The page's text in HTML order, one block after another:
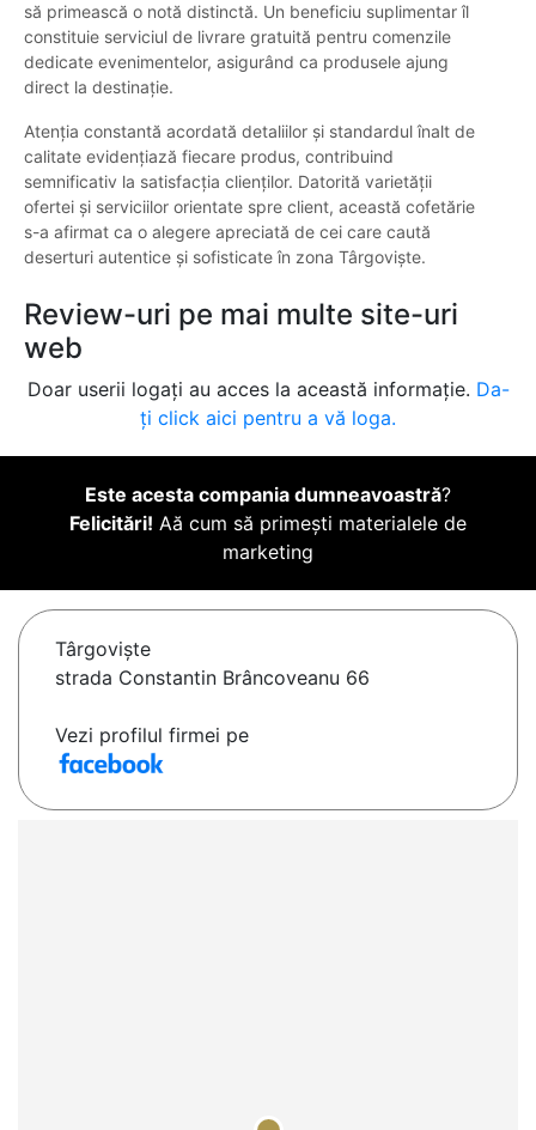
să primească o notă distinctă. Un beneficiu suplimentar îl
constituie serviciul de livrare gratuită pentru comenzile
dedicate evenimentelor, asigurând ca produsele ajung
direct la destinație.
Atenția constantă acordată detaliilor și standardul înalt de
calitate evidențiază fiecare produs, contribuind
semnificativ la satisfacția clienților. Datorită varietății
ofertei și serviciilor orientate spre client, această cofetărie
s-a afirmat ca o alegere apreciată de cei care caută
deserturi autentice și sofisticate în zona Târgoviște.
Review-uri pe mai multe site-uri
web
Doar userii logați au acces la această informație. Da-
ți click aici pentru a vă loga.
Este acesta compania dumneavoastră?
Felicitări! Aă cum să primești materialele de
marketing
Târgovişte
strada Constantin Brâncoveanu 66
Vezi profilul firmei pe